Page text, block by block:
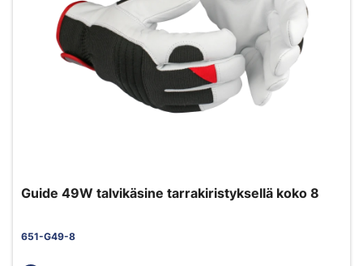
Guide 49W talvikäsine tarrakiristyksellä koko 8
651-G49-8